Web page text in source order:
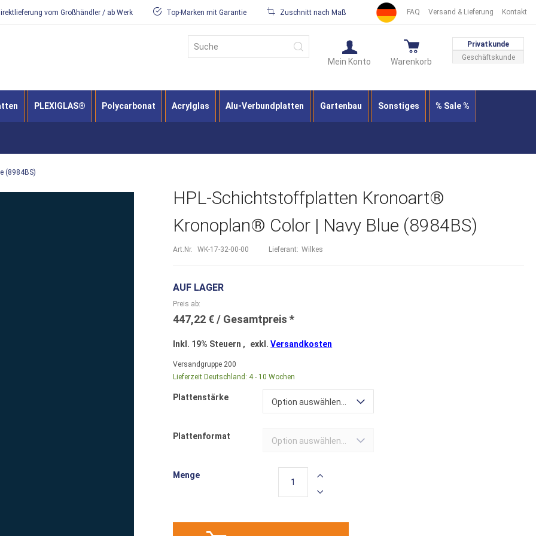
FAQ Versand & Lieferung Kontakt
vom Großhändler / ab Werk Top-Marken mit Garantie Zuschnitt nach Maß
Privatkunde
Geschäftskunde
Warenkorb
Mein Konto
Suche
PLEXIGLAS® Polycarbonat Acrylglas Alu-Verbundplatten Gartenbau Sonstiges % Sale %
(8984BS)
HPL-Schichtstoffplatten Kronoart®
Kronoplan® Color | Navy Blue (8984BS)
Art.Nr. WK-17-32-00-00 Lieferant: Wilkes
AUF LAGER
Preis ab
447,22 €
Inkl. 19% Steuern , exkl.Versandkosten
Versandgruppe 200
Lieferzeit Deutschland: 4 - 10 Wochen
Plattenstärke Option auswählen...
Plattenformat Option auswählen...
Menge